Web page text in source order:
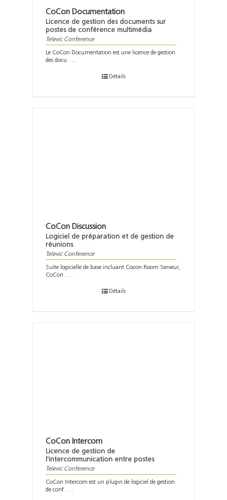
CoCon Documentation
Licence de gestion des documents sur
postes de conférence multimédia
Televic Conference
Le CoCon Documentation est une licence de gestion
des docu . . .
Détails
CoCon Discussion
Logiciel de préparation et de gestion de
réunions
Televic Conference
Suite logicielle de base incluant Cocon Room Serveur,
CoCon . . .
Détails
CoCon Intercom
Licence de gestion de
l'intercommunication entre postes
Televic Conference
CoCon Intercom est un plugin de logiciel de gestion
de conf . . .